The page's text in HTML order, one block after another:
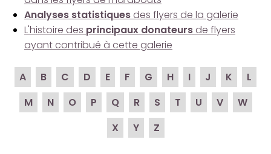
Analyses statistiques des flyers de la galerie
L'histoire des principaux donateurs de flyers
ayant contribué à cette galerie
A B C D E F G H I J K
L
M
N O P Q R S T U V
W
X
Y Z